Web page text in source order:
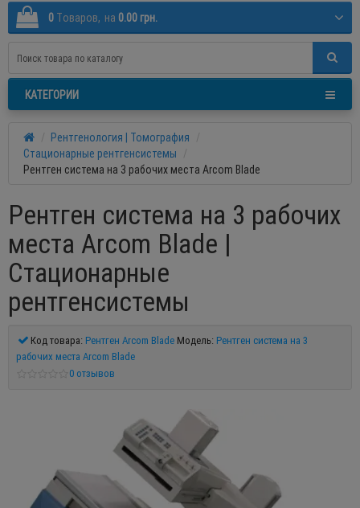
0 Tоваров, на 0.00 грн.
КАТЕГОРИИ
Рентгенология | Томография
Стационарные рентгенсистемы
Рентген система на 3 рабочих места Arcom Blade
Рентген система на 3 рабочих
места Arcom Blade |
Стационарные
рентгенсистемы
Код товара: Рентген Arcom Blade Модель: Рентген система на 3
рабочих места Arcom Blade
0 отзывов